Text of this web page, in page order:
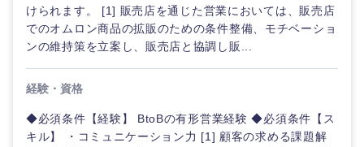
けられます。 [1] 販売店を通じた営業においては、販売店
でのオムロン商品の拡販のための条件整備、モチベーショ
ンの維持策を立案し、販売店と協調し販...
経験・資格
◆必須条件【経験】 BtoBの有形営業経験 ◆必須条件【ス
キル】 ・コミュニケーション力 [1] 顧客の求める課題解